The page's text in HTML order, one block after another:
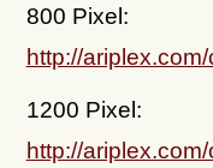
800 Pixel:
http://
1200 Pixel:
http://